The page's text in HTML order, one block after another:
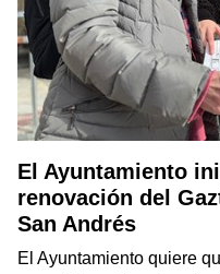
El Ayuntamiento
renovación del
San Andrés
El Ayuntamiento quiere